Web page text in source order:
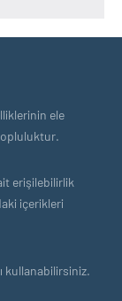
ele
topluluktur.
erişilebilirlik
içerikleri
kullanabilirsiniz.